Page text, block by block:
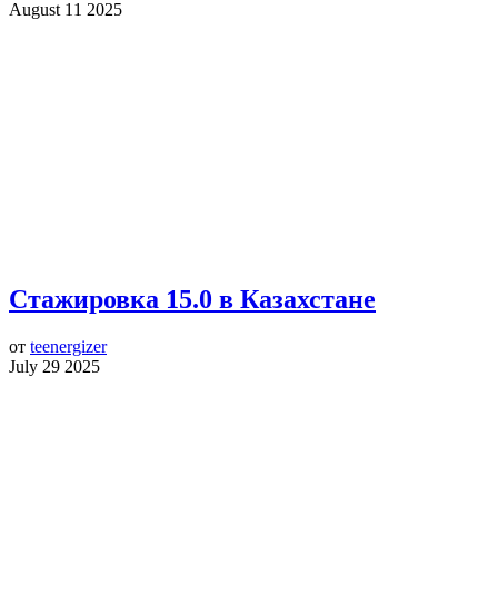
August 11 2025
Стажировка 15.0 в Казахстане
от teenergizer
July 29 2025